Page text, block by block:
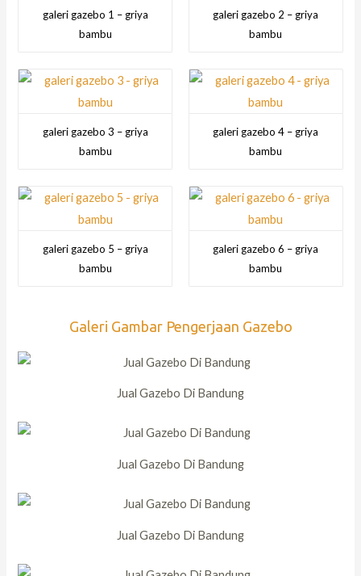
galeri gazebo 1 – griya
bambu
galeri gazebo 2 – griya
bambu
galeri gazebo 3 – griya
bambu
galeri gazebo 4 – griya
bambu
galeri gazebo 5 – griya
bambu
galeri gazebo 6 – griya
bambu
Galeri Gambar Pengerjaan Gazebo
Jual Gazebo Di Bandung
Jual Gazebo Di Bandung
Jual Gazebo Di Bandung